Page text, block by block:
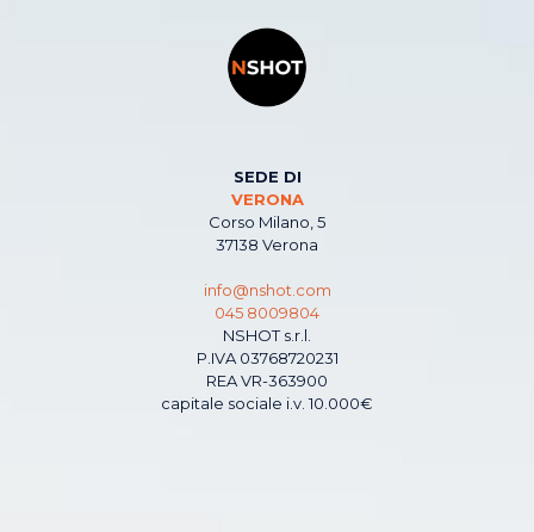
SEDE DI
VERONA
Corso Milano, 5
37138 Verona
info@nshot.com
045 8009804
NSHOT s.r.l.
P.IVA 03768720231
REA VR-363900
capitale sociale i.v. 10.000€